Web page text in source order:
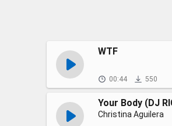
WTF
00:44 550
Your Body (DJ
Christina Aguilera